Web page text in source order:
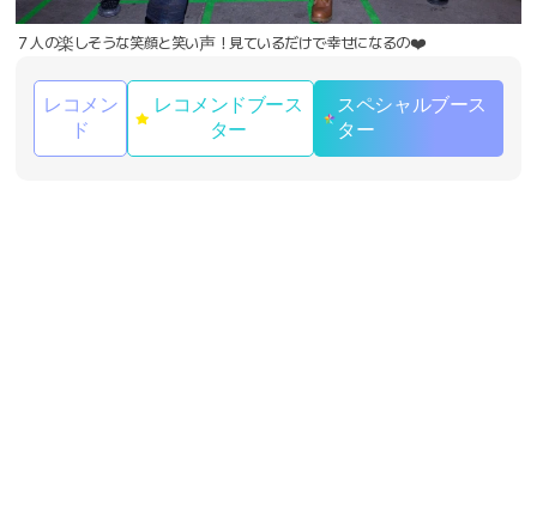
７人の楽しそうな笑顔と笑い声！見ているだけで幸せになるの❤️
レコメン
ド
レコメンドブース
ター
スペシャルブース
ター